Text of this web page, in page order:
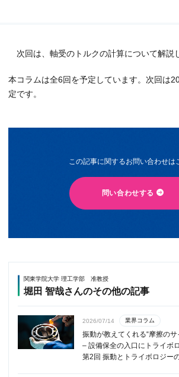
次回は、軸受のトルクの計算について解説
本コラムは全6回を予定しています。次回は
定です。
この記事に関するお問い合わせは
問い合わせする
関東学院大学 理工学部 准教授
堀田 智哉さんのその他の記事
2026/07/14 業界コラム
振動が教えてくれる“摩擦のサ
– 設備保全の入口にトライボ
第2回 振動とトライボロジー